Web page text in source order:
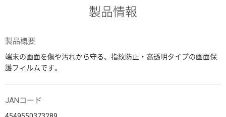
製品情報
製品概要
端末の画面を傷や汚れから守る、指紋防止・高透明タイプの画面保
護フィルムです。
JANコード